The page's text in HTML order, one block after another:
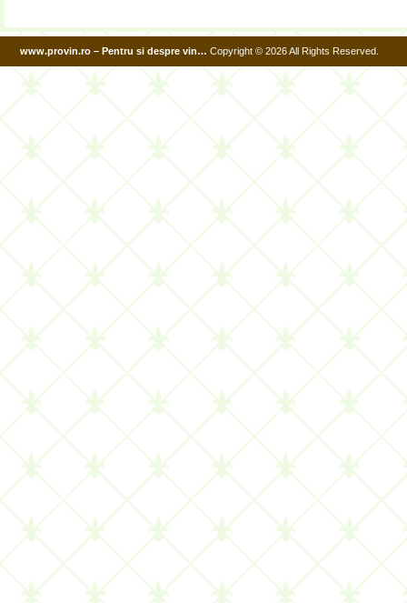
www.provin.ro – Pentru si despre vin… Copyright © 2026 All Rights Reserved.